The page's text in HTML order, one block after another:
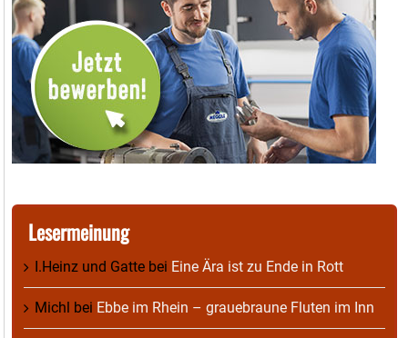
Lesermeinung
I.Heinz und Gatte bei Eine Ära ist zu Ende in Rott
Michl bei Ebbe im Rhein – grauebraune Fluten im Inn